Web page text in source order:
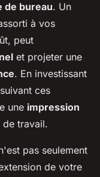
de bureau. Un
à vos
peut
et projeter une
. En investissant
ces
une impression
de travail.
pas seulement
de votre